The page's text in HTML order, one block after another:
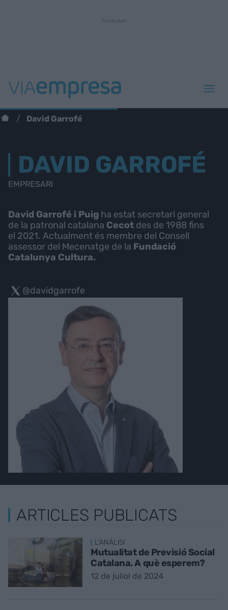
David Garrofé
DAVID GARROFÉ
EMPRESARI
David Garrofé i Puig ha estat secretari general
de la patronal catalana Cecot des de 1988 fins
el 2021. Actualment és membre del Consell
assessor del Mecenatge de la Fundació
Catalunya Cultura.
@davidgarrofe
ARTICLES PUBLICATS
L'ANÀLISI
Mutualitat de Previsió Social
Catalana. A què esperem?
12 de juliol de 2024